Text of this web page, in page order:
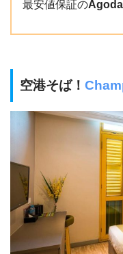
最安値保証のAgoda
空港そば！